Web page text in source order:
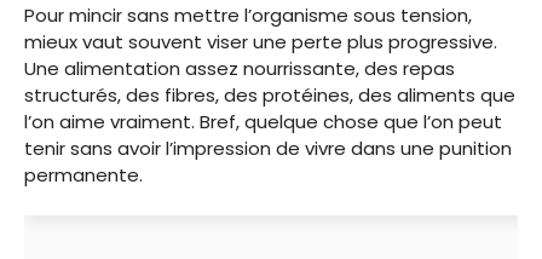
Pour mincir sans mettre l’organisme sous tension,
mieux vaut souvent viser une perte plus progressive.
Une alimentation assez nourrissante, des repas
structurés, des fibres, des protéines, des aliments que
l’on aime vraiment. Bref, quelque chose que l’on peut
tenir sans avoir l’impression de vivre dans une punition
permanente.